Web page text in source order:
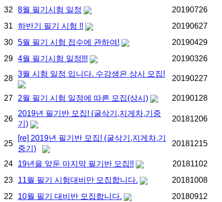
32
8월 필기시험 일정
20190726
31
하반기 필기 시험 !!
20190627
30 5월 필기 시험 접수에 관하여!
20190429
29 4월 필기시험 일정!!! 20190326
28
3월 시험 일정 입니다. 수강생은 상시 모집!
20190227
27 2월 필기 시험 일정에 따른 모집(상시) 20190128
26
2019년 필기반 모집! (굴삭기,지게차,기중
기)
20181206
25
[re] 2019년 필기반 모집! (굴삭기,지게차,기
중기)
20181215
24 19년을 앞둔 마지막 필기반 모집!!
20181102
23
11월 필기 시험대비만 모집합니다.
20181008
22
10월 필기 대비반 모집합니다. 20180912